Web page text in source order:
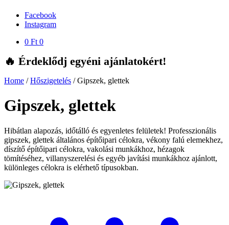
Facebook
Instagram
0 Ft 0
🔥 Érdeklődj egyéni ajánlatokért!
Home /Hőszigetelés /Gipszek, glettek
Gipszek, glettek
Hibátlan alapozás, időtálló és egyenletes felületek! Professzionális
gipszek, glettek általános építőipari célokra, vékony falú elemekhez,
díszítő építőipari célokra, vakolási munkákhoz, hézagok
tömítéséhez, villanyszerelési és egyéb javítási munkákhoz ajánlott,
különleges célokra is elérhető típusokban.